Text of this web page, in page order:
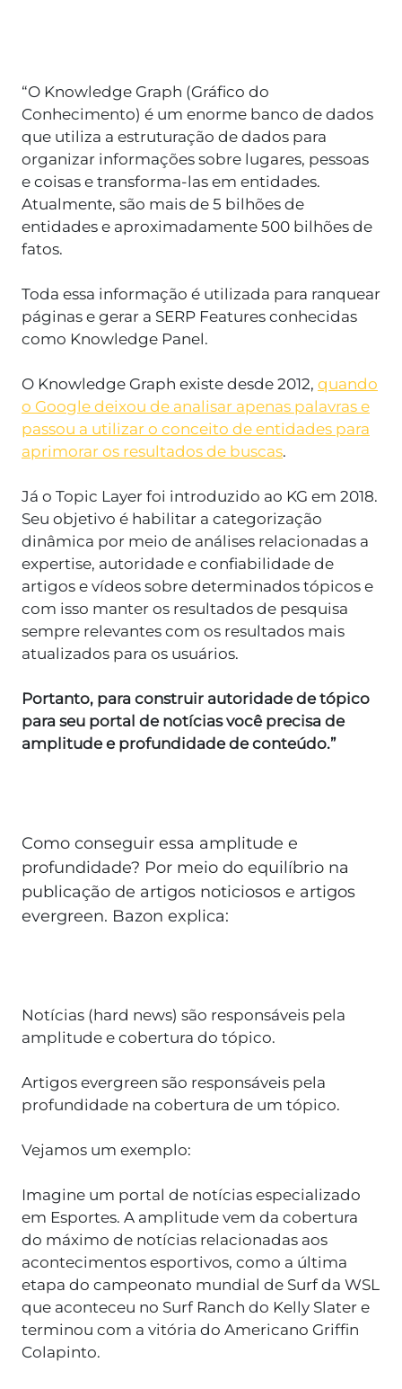
“O Knowledge Graph (Gráfico do
Conhecimento) é um enorme banco de dados
que utiliza a estruturação de dados para
organizar informações sobre lugares, pessoas
e coisas e transforma-las em entidades.
Atualmente, são mais de 5 bilhões de
entidades e aproximadamente 500 bilhões de
fatos.
Toda essa informação é utilizada para ranquear
páginas e gerar a SERP Features conhecidas
como Knowledge Panel.
O Knowledge Graph existe desde 2012, quando
o Google deixou de analisar apenas palavras e
passou a utilizar o conceito de entidades para
aprimorar os resultados de buscas.
Já o Topic Layer foi introduzido ao KG em 2018.
Seu objetivo é habilitar a categorização
dinâmica por meio de análises relacionadas a
expertise, autoridade e confiabilidade de
artigos e vídeos sobre determinados tópicos e
com isso manter os resultados de pesquisa
sempre relevantes com os resultados mais
atualizados para os usuários.
Portanto, para construir autoridade de tópico
para seu portal de notícias você precisa de
amplitude e profundidade de conteúdo.”
Como conseguir essa amplitude e
profundidade? Por meio do equilíbrio na
publicação de artigos noticiosos e artigos
evergreen. Bazon explica:
Notícias (hard news) são responsáveis pela
amplitude e cobertura do tópico.
Artigos evergreen são responsáveis pela
profundidade na cobertura de um tópico.
Vejamos um exemplo:
Imagine um portal de notícias especializado
em Esportes. A amplitude vem da cobertura
do máximo de notícias relacionadas aos
acontecimentos esportivos, como a última
etapa do campeonato mundial de Surf da WSL
que aconteceu no Surf Ranch do Kelly Slater e
terminou com a vitória do Americano Griffin
Colapinto.